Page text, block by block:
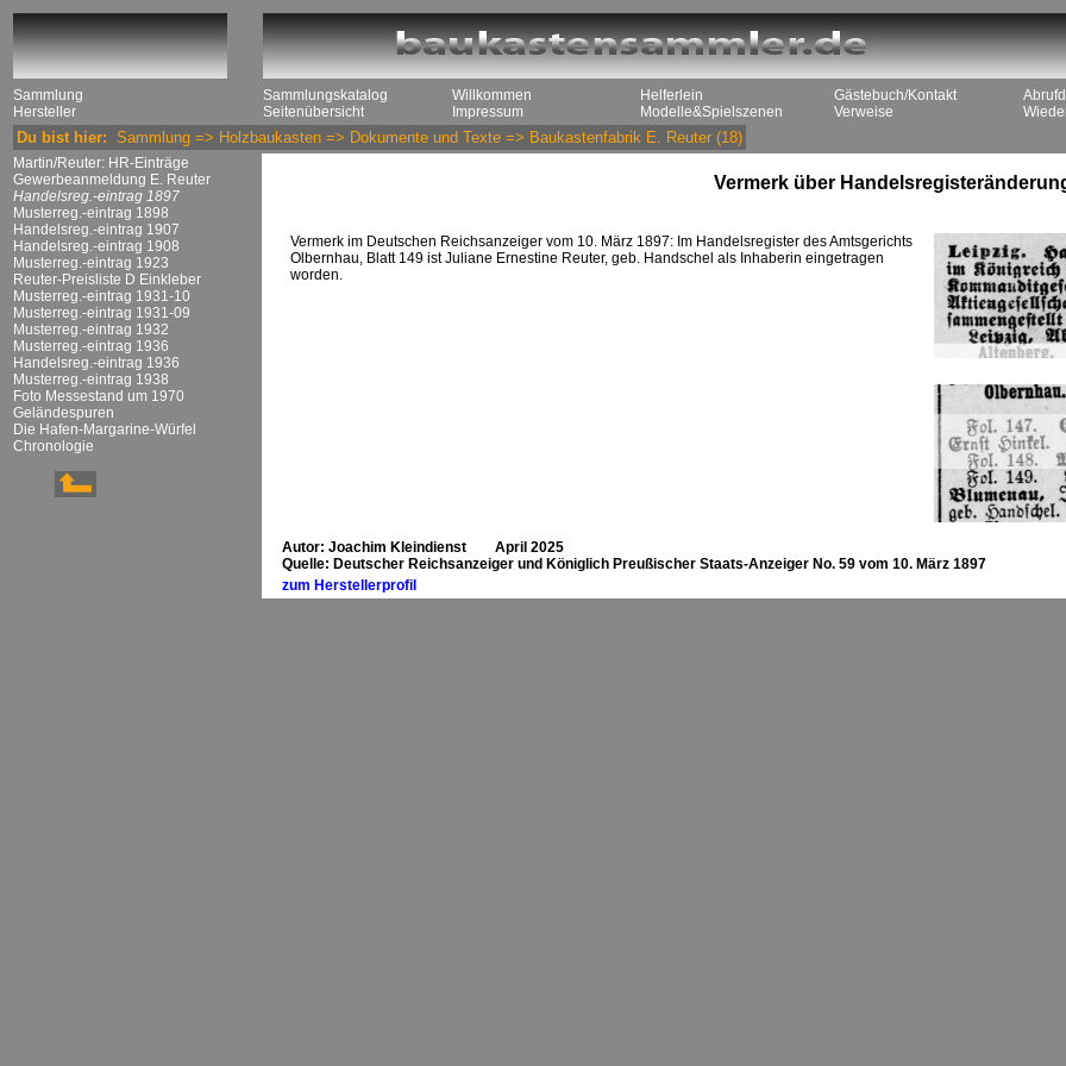
Sammlung
Hersteller
Sammlungskatalog
Seitenübersicht
Willkommen
Impressum
Helferlein
Modelle&Spielszenen
Gästebuch/Kontakt
Verweise
Du bist hier: Sammlung => Holzbaukasten => Dokumente und Texte => Baukastenfabrik E. Reuter (18)
Martin/Reuter: HR-Einträge
Gewerbeanmeldung E. Reuter
Handelsreg.-eintrag 1897
Musterreg.-eintrag 1898
Handelsreg.-eintrag 1907
Handelsreg.-eintrag 1908
Musterreg.-eintrag 1923
Reuter-Preisliste D Einkleber
Musterreg.-eintrag 1931-10
Musterreg.-eintrag 1931-09
Musterreg.-eintrag 1932
Musterreg.-eintrag 1936
Handelsreg.-eintrag 1936
Musterreg.-eintrag 1938
Foto Messestand um 1970
Geländespuren
Die Hafen-Margarine-Würfel
Chronologie
Vermerk über
Vermerk im Deutschen Reichsanzeiger vom 10. März 1897: Im Handelsregister des Amtsgerichts
Olbernhau, Blatt 149 ist Juliane Ernestine Reuter, geb. Handschel als Inhaberin eingetragen
worden.
Autor: Joachim Kleindienst April 2025
Quelle: Deutscher Reichsanzeiger und Königlich Preußischer Staats-Anzeiger No. 59 vom 10. März 1897
zum Herstellerprofil